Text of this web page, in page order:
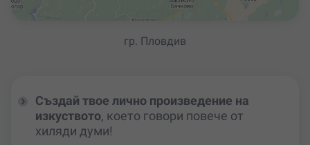
гр. Пловдив
Създай твое лично произведение на
изкуството, което говори повече от
хиляди думи!